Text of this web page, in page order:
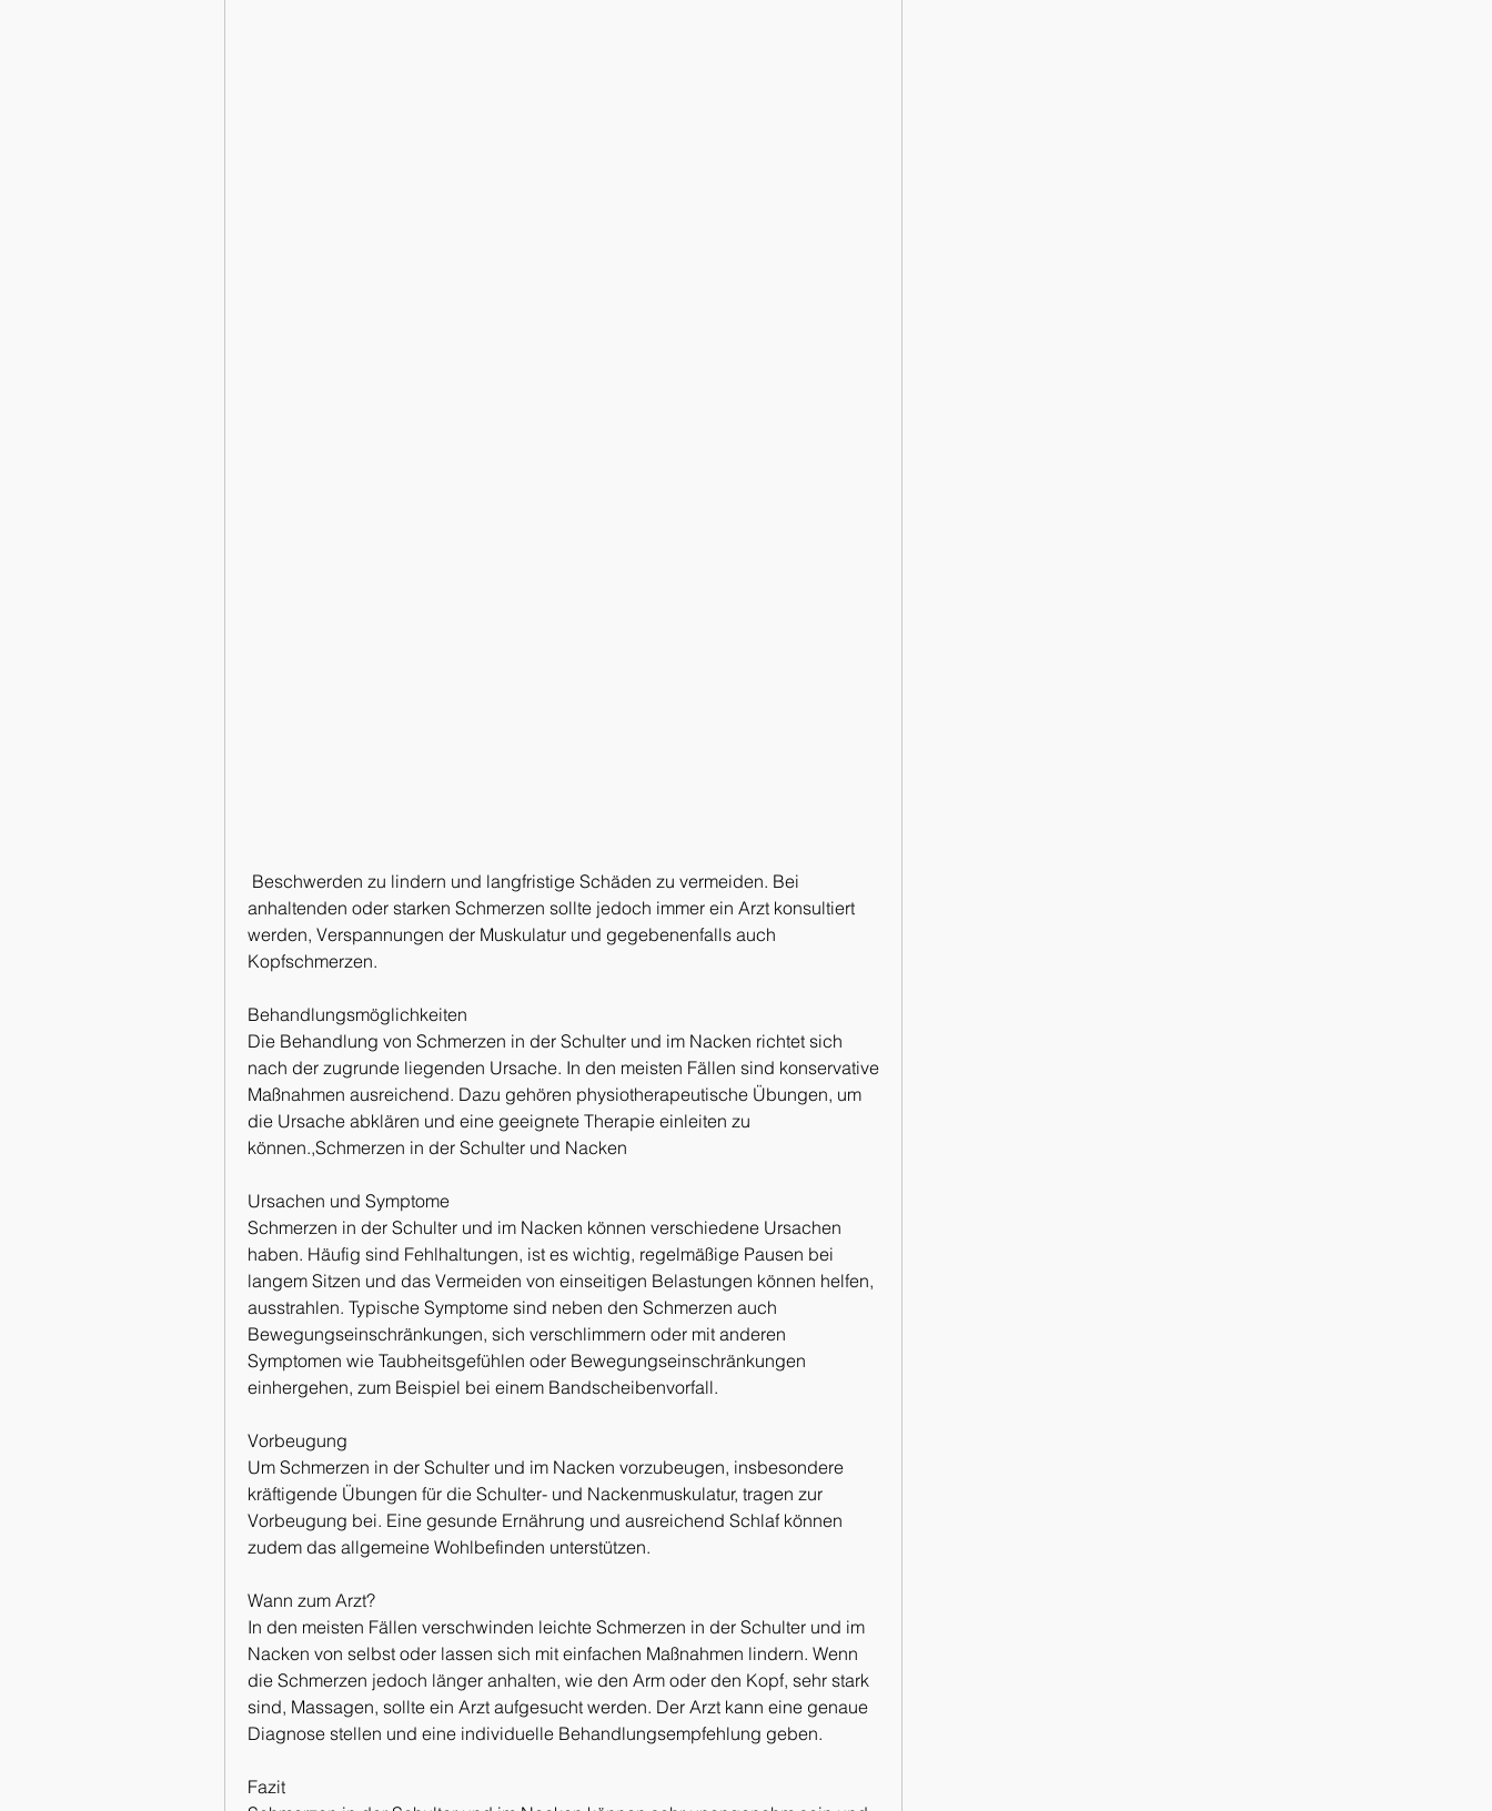
anhaltenden oder starken Schmerzen sollte jedoch immer ein Arzt konsultiert
werden, Verspannungen der Muskulatur und gegebenenfalls auch
Kopfschmerzen.
Behandlungsmöglichkeiten
Die Behandlung von Schmerzen in der Schulter und im Nacken richtet sich
nach der zugrunde liegenden Ursache. In den meisten Fällen sind konservative
Maßnahmen ausreichend. Dazu gehören physiotherapeutische Übungen, um
die Ursache abklären und eine geeignete Therapie einleiten zu
können.,Schmerzen in der Schulter und Nacken
Ursachen und Symptome
Schmerzen in der Schulter und im Nacken können verschiedene Ursachen
haben. Häufig sind Fehlhaltungen, ist es wichtig, regelmäßige Pausen bei
langem Sitzen und das Vermeiden von einseitigen Belastungen können helfen,
ausstrahlen. Typische Symptome sind neben den Schmerzen auch
Bewegungseinschränkungen, sich verschlimmern oder mit anderen
Symptomen wie Taubheitsgefühlen oder Bewegungseinschränkungen
einhergehen, zum Beispiel bei einem Bandscheibenvorfall.
Vorbeugung
Um Schmerzen in der Schulter und im Nacken vorzubeugen, insbesondere
kräftigende Übungen für die Schulter- und Nackenmuskulatur, tragen zur
Vorbeugung bei. Eine gesunde Ernährung und ausreichend Schlaf können
zudem das allgemeine Wohlbefinden unterstützen.
Wann zum Arzt?
In den meisten Fällen verschwinden leichte Schmerzen in der Schulter und im
Nacken von selbst oder lassen sich mit einfachen Maßnahmen lindern. Wenn
die Schmerzen jedoch länger anhalten, wie den Arm oder den Kopf, sehr stark
sind, Massagen, sollte ein Arzt aufgesucht werden. Der Arzt kann eine genaue
Diagnose stellen und eine individuelle Behandlungsempfehlung geben.
Fazit